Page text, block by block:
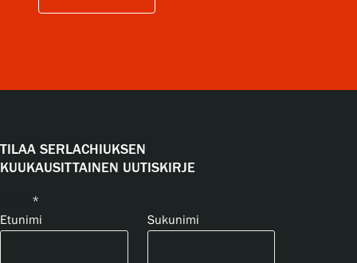
TILAA SERLACHIUKSEN
KUUKAUSITTAINEN UUTISKIRJE
*
Etunimi
Sukunimi